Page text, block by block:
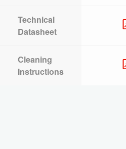
Technical
Datasheet
Cleaning
Instructions